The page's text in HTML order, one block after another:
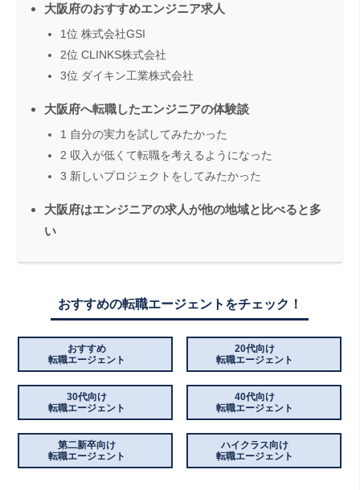
大阪府のおすすめエンジニア求人
1位 株式会社GSI
2位 CLINKS株式会社
3位 ダイキン工業株式会社
大阪府へ転職したエンジニアの体験談
1 自分の実力を試してみたかった
2 収入が低くて転職を考えるようになった
3 新しいプロジェクトをしてみたかった
大阪府はエンジニアの求人が他の地域と比べると多
い
おすすめの転職エージェントをチェック！
おすすめ
転職エージェント
20代向け
転職エージェント
30代向け
転職エージェント
40代向け
転職エージェント
第二新卒向け
転職エージェント
ハイクラス向け
転職エージェント